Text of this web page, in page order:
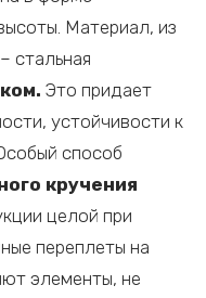
Материал, из
стальная
Это придает
устойчивости к
способ
кручения
целой при
переплеты на
элементы, не